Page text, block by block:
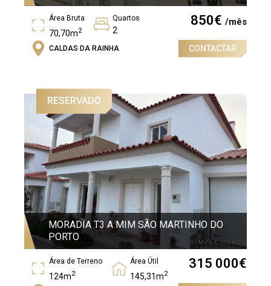
Área Bruta
70,70m2
Quartos
2
Piso
850€ /mês
CALDAS DA RAINHA CONTACTAR
RESERVADO
MORADIA T3 A MIM SÃO MARTINHO DO
PORTO
Área de Terreno
124m2
Área Útil
145,31m2
315 000€